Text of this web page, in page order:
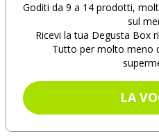
Goditi da 9 a 14 prodotti,
sul
Ricevi la tua Degusta Box
Tutto per molto meno
LA